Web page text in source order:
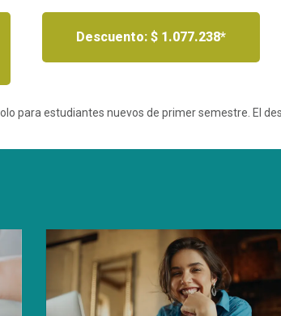
Descuento: $ 1.077.238*
para estudiantes nuevos de primer semestre. El
Descuentos y
convenios
Descubre si eres